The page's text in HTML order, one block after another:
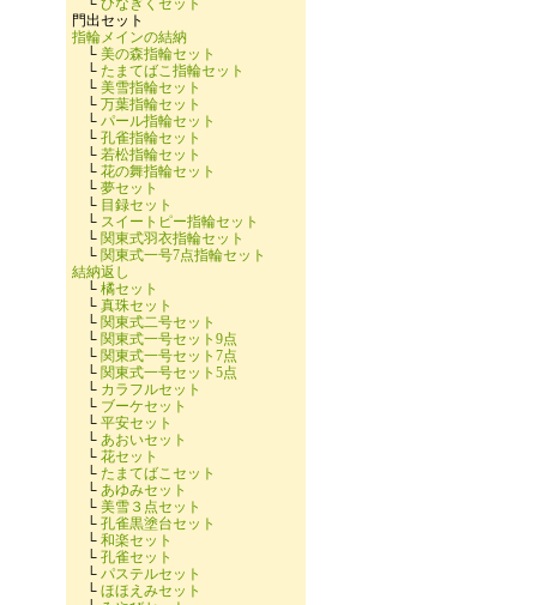
└ ひなぎくセット
門出セット
指輪メインの結納
└ 美の森指輪セット
└ たまてばこ指輪セット
└ 美雪指輪セット
└ 万葉指輪セット
└ パール指輪セット
└ 孔雀指輪セット
└ 若松指輪セット
└ 花の舞指輪セット
└ 夢セット
└ 目録セット
└ スイートピー指輪セット
└ 関東式羽衣指輪セット
└ 関東式一号7点指輪セット
結納返し
└ 橘セット
└ 真珠セット
└ 関東式二号セット
└ 関東式一号セット9点
└ 関東式一号セット7点
└ 関東式一号セット5点
└ カラフルセット
└ ブーケセット
└ 平安セット
└ あおいセット
└ 花セット
└ たまてばこセット
└ あゆみセット
└ 美雪３点セット
└ 孔雀黒塗台セット
└ 和楽セット
└ 孔雀セット
└ パステルセット
└ ほほえみセット